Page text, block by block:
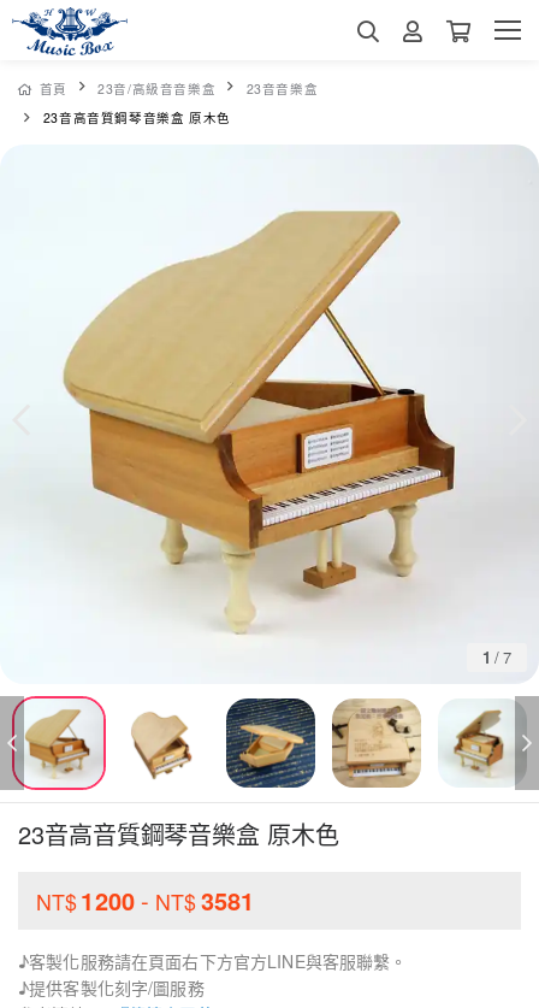
首頁 23音/高級音音樂盒
23音音樂盒
23音高音質鋼琴音樂盒 原木色
1 /7
23音高音質鋼琴音樂盒 原木色
NT$1200 - NT$3581
♪客製化服務請在頁面右下方官方LINE與客服聯繫。
♪提供客製化刻字/圖服務